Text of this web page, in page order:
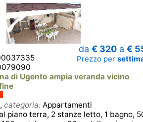
da € 320a €
Prezzo per
di Ugento ampia veranda vicino
categoria: Appartamenti
piano terra, 2 stanze letto, 1 bagno,